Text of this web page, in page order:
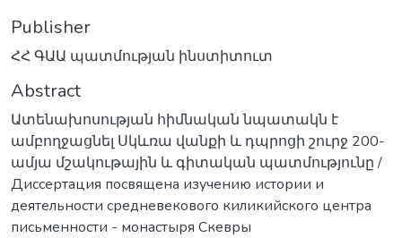
Publisher
ՀՀ ԳԱԱ պատմության ինստիտուտ
Abstract
Ատենախոսության հիմնական նպատակն է
ամբողջացնել Սկևռա վանքի և դպրոցի շուրջ 200-
ամյա մշակութային և գիտական պատմությունը /
Диссертация посвящена изучению истории и
деятельности средневекового киликийского центра
письменности - монастыря Скевры